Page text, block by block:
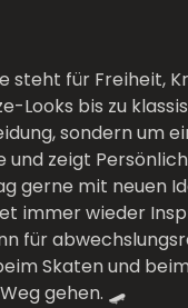
steht für Freiheit,
Looks bis zu
sondern um
und zeigt
gerne mit neuen
immer wieder
für
Skaten und
gehen. 🛹